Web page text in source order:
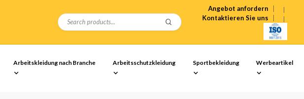
Angebot anfordern
Kontaktieren Sie uns
Arbeitskleidung nach Branche Arbeitsschutzkleidung Sportbekleidung Werbeartikel